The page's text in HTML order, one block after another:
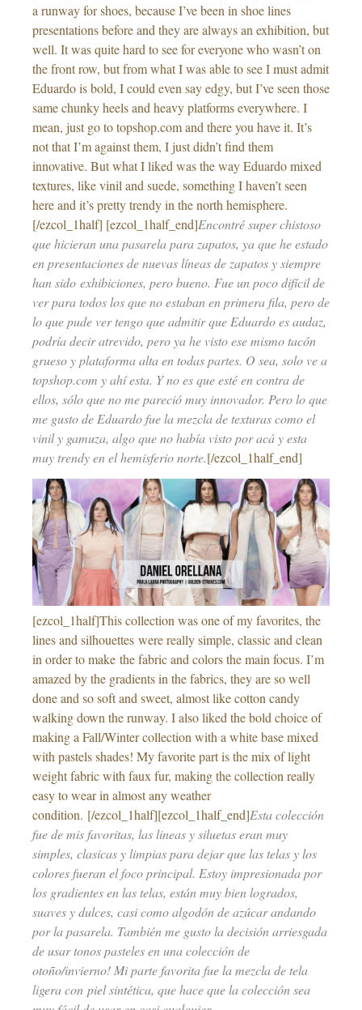
a runway for shoes, because I’ve been in shoe lines
presentations before and they are always an exhibition, but
well. It was quite hard to see for everyone who wasn’t on
the front row, but from what I was able to see I must admit
Eduardo is bold, I could even say edgy, but I’ve seen those
same chunky heels and heavy platforms everywhere. I
mean, just go to topshop.com and there you have it. It’s
not that I’m against them, I just didn’t find them
innovative. But what I liked was the way Eduardo mixed
textures, like vinil and suede, something I haven’t seen
here and it’s pretty trendy in the north hemisphere.
[/ezcol_1half] [ezcol_1half_end]Encontré super chistoso
que hicieran una pasarela para zapatos, ya que he estado
en presentaciones de nuevas líneas de zapatos y siempre
han sido exhibiciones, pero bueno. Fue un poco difícil de
ver para todos los que no estaban en primera fila, pero de
lo que pude ver tengo que admitir que Eduardo es audaz,
podría decir atrevido, pero ya he visto ese mismo tacón
grueso y plataforma alta en todas partes. O sea, solo ve a
topshop.com y ahí esta. Y no es que esté en contra de
ellos, sólo que no me pareció muy innovador. Pero lo que
me gusto de Eduardo fue la mezcla de texturas como el
vinil y gamuza, algo que no había visto por acá y esta
muy trendy en el hemisferio norte.[/ezcol_1half_end]
[ezcol_1half]This collection was one of my favorites, the
lines and silhouettes were really simple, classic and clean
in order to make the fabric and colors the main focus. I’m
amazed by the gradients in the fabrics, they are so well
done and so soft and sweet, almost like cotton candy
walking down the runway. I also liked the bold choice of
making a Fall/Winter collection with a white base mixed
with pastels shades! My favorite part is the mix of light
weight fabric with faux fur, making the collection really
easy to wear in almost any weather
condition. [/ezcol_1half][ezcol_1half_end]Esta colección
fue de mis favoritas, las lineas y siluetas eran muy
simples, clasicas y limpias para dejar que las telas y los
colores fueran el foco principal. Estoy impresionada por
los gradientes en las telas, están muy bien logrados,
suaves y dulces, casi como algodón de azúcar andando
por la pasarela. También me gusto la decisión arriesgada
de usar tonos pasteles en una colección de
otoño/invierno! Mi parte favorita fue la mezcla de tela
ligera con piel sintética, que hace que la colección sea